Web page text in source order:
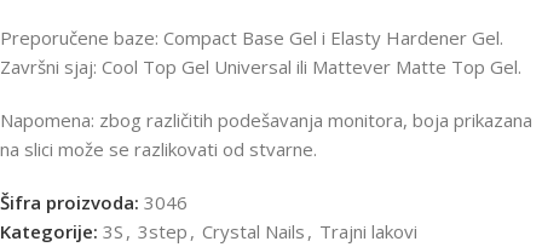
Preporučene baze: Compact Base Gel i Elasty Hardener Gel.
Završni sjaj: Cool Top Gel Universal ili Mattever Matte Top Gel.
Napomena: zbog različitih podešavanja monitora, boja prikazana
na slici može se razlikovati od stvarne.
Šifra proizvoda: 3046
Kategorije: 3S , 3step , Crystal Nails , Trajni lakovi